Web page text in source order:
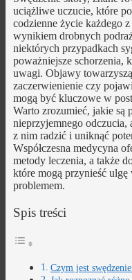
uciążliwe uczucie, które
codzienne życie każdego
wynikiem drobnych
niektórych przypadkach
poważniejsze schorzenia,
uwagi. Objawy
zaczerwienienie czy
mogą być kluczowe w
Warto zrozumieć, jakie są
nieprzyjemnego odczucia,
z nim radzić i uniknąć
Współczesna medycyna
metody leczenia, a także
które mogą przynieść
problemem.
Spis treści
Czym jest